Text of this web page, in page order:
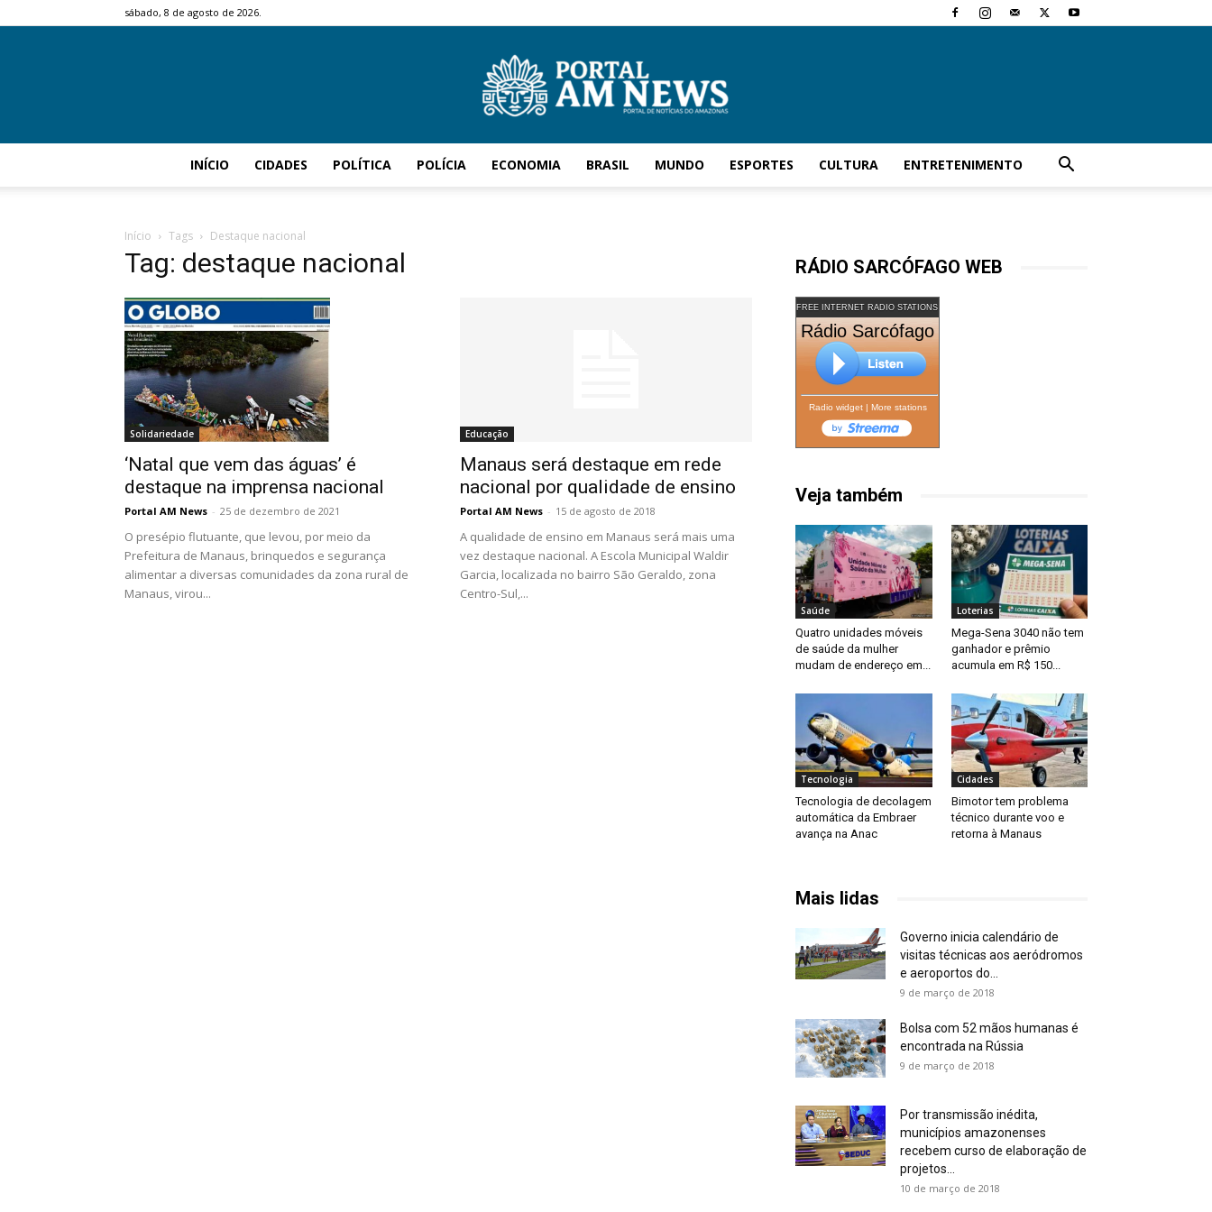
sábado, 8 de agosto de 2026.
INÍCIO CIDADES POLÍTICA POLÍCIA ECONOMIA BRASIL MUNDO ESPORTES CULTURA ENTRETENIMENTO
Início Tags Destaque nacional
Tag: destaque nacional
Solidariedade
‘Natal que vem das águas’ é
destaque na imprensa nacional
Portal AM News - 25 de dezembro de 2021
O presépio flutuante, que levou, por meio da
Prefeitura de Manaus, brinquedos e segurança
alimentar a diversas comunidades da zona rural de
Manaus, virou...
Educação
Manaus será destaque em rede
nacional por qualidade de ensino
Portal AM News - 15 de agosto de 2018
A qualidade de ensino em Manaus será mais uma
vez destaque nacional. A Escola Municipal Waldir
Garcia, localizada no bairro São Geraldo, zona
Centro-Sul,...
RÁDIO SARCÓFAGO WEB
FREE INTERNET RADIO STATIONS
Rádio Sarcófago
Radio widget| More stations
Veja também
Saúde
Quatro unidades móveis
de saúde da mulher
mudam de endereço em...
Loterias
Mega-Sena 3040 não tem
ganhador e prêmio
acumula em R$ 150...
Tecnologia
Tecnologia de decolagem
automática da Embraer
avança na Anac
Cidades
Bimotor tem problema
técnico durante voo e
retorna à Manaus
Mais lidas
Governo inicia calendário de
visitas técnicas aos aeródromos
e aeroportos do...
9 de março de 2018
Bolsa com 52 mãos humanas é
encontrada na Rússia
9 de março de 2018
Por transmissão inédita,
municípios amazonenses
recebem curso de elaboração de
projetos...
10 de março de 2018